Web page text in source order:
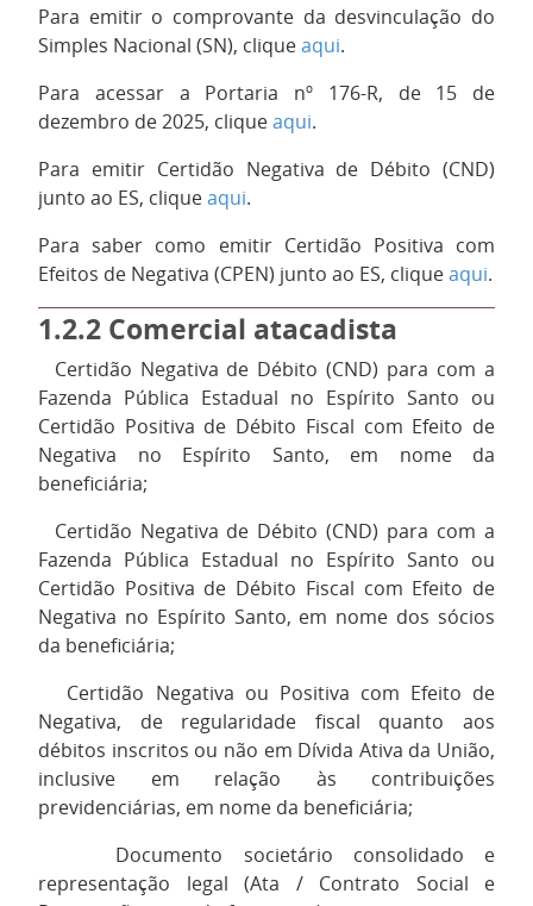
Para emitir o comprovante da desvinculação do
Simples Nacional (SN), cliqueaqui.
Para acessar a Portaria nº 176-R, de 15 de
dezembro de 2025, cliqueaqui.
Para emitir Certidão Negativa de Débito (CND)
junto ao ES, cliqueaqui.
Para saber como emitir Certidão Positiva com
Efeitos de Negativa (CPEN) junto ao ES, cliqueaqui.
1.2.2 Comercial atacadista
Certidão Negativa de Débito (CND) para com a
Fazenda Pública Estadual no Espírito Santo ou
Certidão Positiva de Débito Fiscal com Efeito de
Negativa no Espírito Santo, em nome da
beneficiária;
Certidão Negativa de Débito (CND) para com a
Fazenda Pública Estadual no Espírito Santo ou
Certidão Positiva de Débito Fiscal com Efeito de
Negativa no Espírito Santo, em nome dos sócios
da beneficiária;
Certidão Negativa ou Positiva com Efeito de
Negativa, de regularidade fiscal quanto aos
débitos inscritos ou não em Dívida Ativa da União,
inclusive em relação às contribuições
previdenciárias, em nome da beneficiária;
Documento societário consolidado e
representação legal (Ata / Contrato Social e